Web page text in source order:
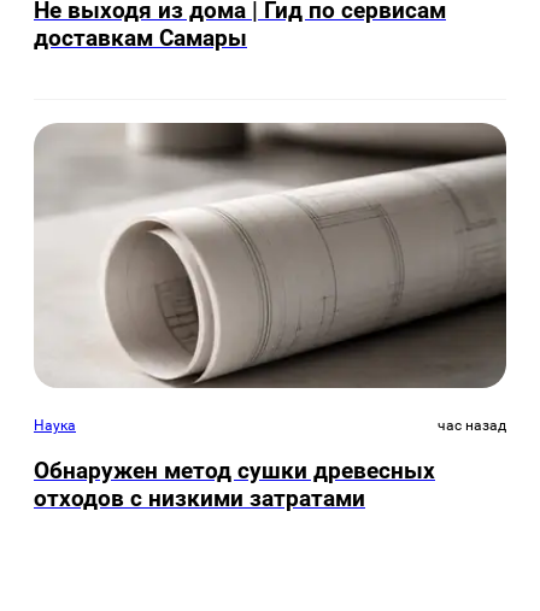
Не выходя из дома | Гид по сервисам
доставкам Самары
Наука час назад
Обнаружен метод сушки древесных
отходов с низкими затратами